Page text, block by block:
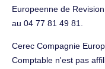
Europeenne de
au 04 77 81 49 81.
Cerec Compagnie
Comptable n'est pas